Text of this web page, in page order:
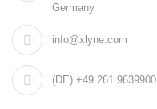
Germany
info@xlyne.com
(DE) +49 261 9639900